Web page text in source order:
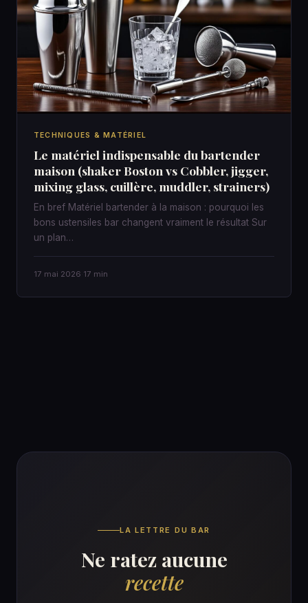
TECHNIQUES & MATÉRIEL
Le matériel indispensable du bartender
maison (shaker Boston vs Cobbler, jigger,
mixing glass, cuillère, muddler, strainers)
En bref Matériel bartender à la maison : pourquoi les
bons ustensiles bar changent vraiment le résultat Sur
un plan…
17 mai 2026 17 min
LA LETTRE DU BAR
Ne ratez aucune
recette